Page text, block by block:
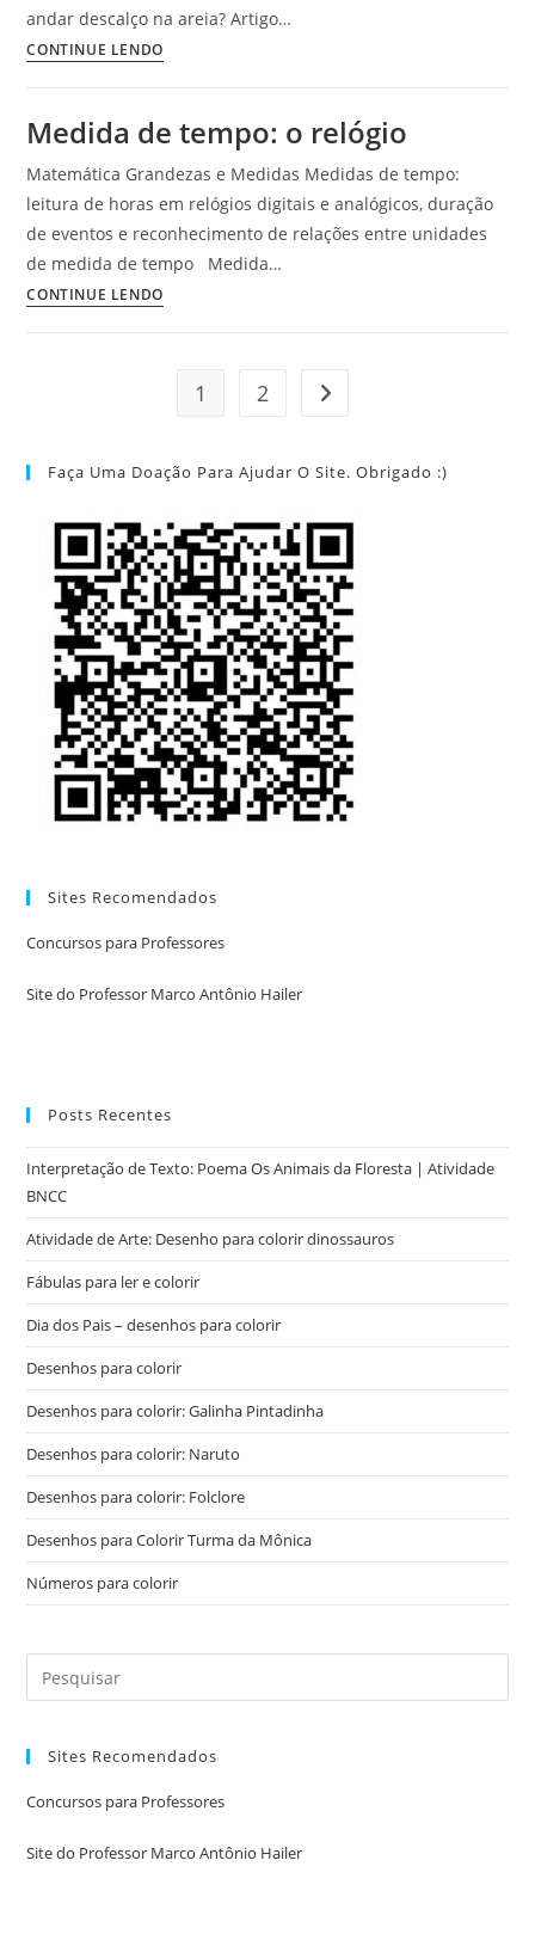
–
Revista
das
andar descalço na areia? Artigo…
CONTINUE LENDOLíngua
Medida de tempo: o relógio
Matemática Grandezas e Medidas Medidas de tempo:
leitura de horas em relógios digitais e analógicos, duração
de eventos e reconhecimento de relações entre unidades
de medida de tempo Medida…
CONTINUE LENDOMedida
1 2 Ir para a próxima página
Faça Uma Doação Para Ajudar O Site. Obrigado :)
Sites Recomendados
Concursos para Professores
Site do Professor Marco Antônio Hailer
Posts Recentes
Interpretação de Texto: Poema Os Animais da Floresta | Atividade
BNCC
Atividade de Arte: Desenho para colorir dinossauros
Fábulas para ler e colorir
Dia dos Pais – desenhos para colorir
Desenhos para colorir
Desenhos para colorir: Galinha Pintadinha
Desenhos para colorir: Naruto
Desenhos para colorir: Folclore
Desenhos para Colorir Turma da Mônica
Números para colorir
Sites Recomendados
Concursos para Professores
Site do Professor Marco Antônio Hailer